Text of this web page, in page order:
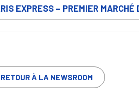
EXPRESS – PREMIER
RETOUR À LA NEWSROOM